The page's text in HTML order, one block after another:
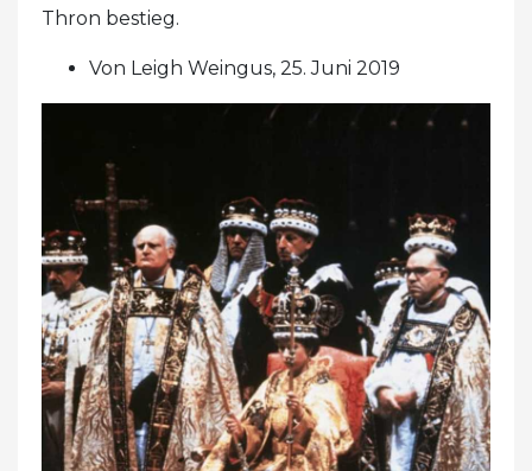
Thron bestieg.
Von Leigh Weingus, 25. Juni 2019